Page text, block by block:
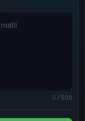
0 / 500